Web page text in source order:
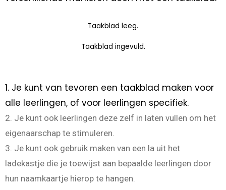
Taakblad leeg.
Taakblad ingevuld.
1. Je kunt van tevoren een taakblad maken voor
alle leerlingen, of voor leerlingen specifiek.
2. Je kunt ook leerlingen deze zelf in laten vullen om het
eigenaarschap te stimuleren.
3. Je kunt ook gebruik maken van een la uit het
ladekastje die je toewijst aan bepaalde leerlingen door
hun naamkaartje hierop te hangen.